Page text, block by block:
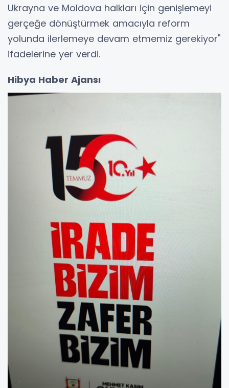
Ukrayna ve Moldova halkları için genişlemeyi
gerçeğe dönüştürmek amacıyla reform
yolunda ilerlemeye devam etmemiz gerekiyor"
ifadelerine yer verdi.
Hibya Haber Ajansı